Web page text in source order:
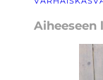
Aiheeseen